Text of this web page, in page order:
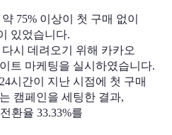
75% 이상이 첫 구매 없이
있었습니다.
시 데려오기 위해 카카오
트 마케팅을 실시하였습니다.
시간이 지난 시점에 첫 구매
캠페인을 세팅한 결과,
환율 33.33%를